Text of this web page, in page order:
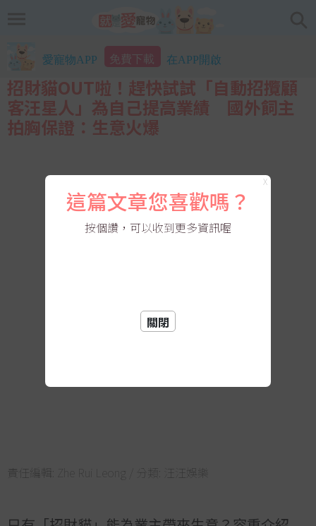
愛寵物APP 免費下載 在APP開啟
招財貓OUT啦！趕快試試「自動招攬顧
客汪星人」為自己提高業績 國外飼主
拍胸保證：生意火爆
責任編輯: Zhe Rui Leong / 分類: 汪汪娛樂
X
這篇文章您喜歡嗎？
按個讚，可以收到更多資訊喔
關閉